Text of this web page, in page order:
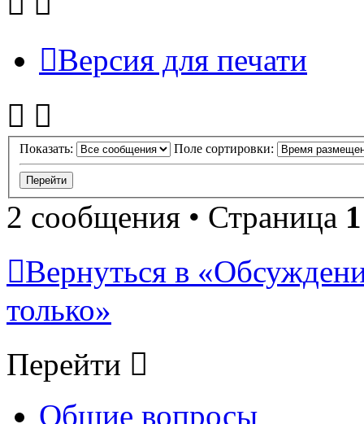
Версия для печати
Показать: Поле сортировки:
2 сообщения • Страница 1
Вернуться в
только»
Перейти
Общие вопросы